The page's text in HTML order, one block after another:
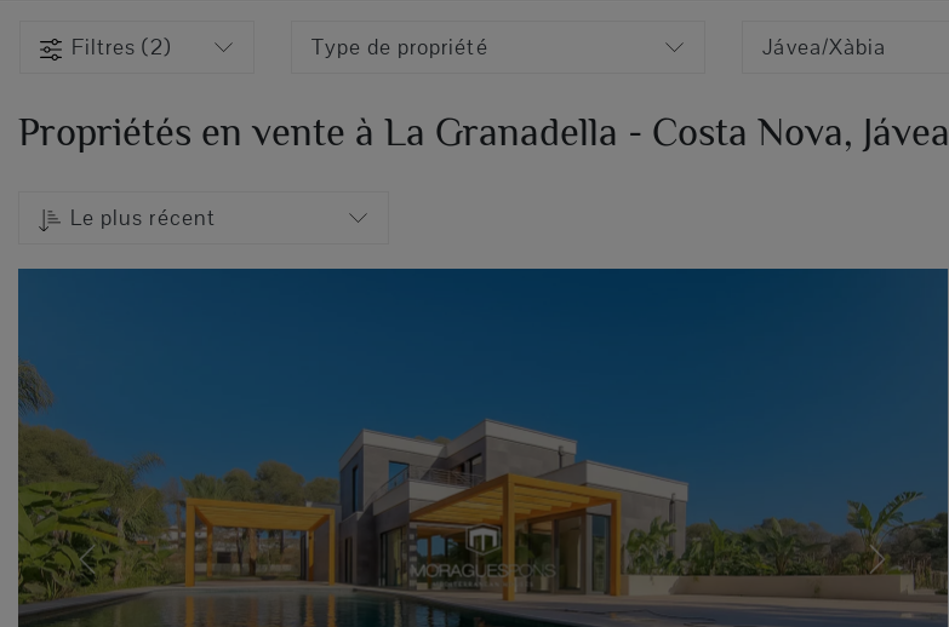
Filtres (2) Type de propriété Jávea/Xàbia
Propriétés en vente à La Granadella - Costa Nova, Jávea
Le plus récent
Previous Next